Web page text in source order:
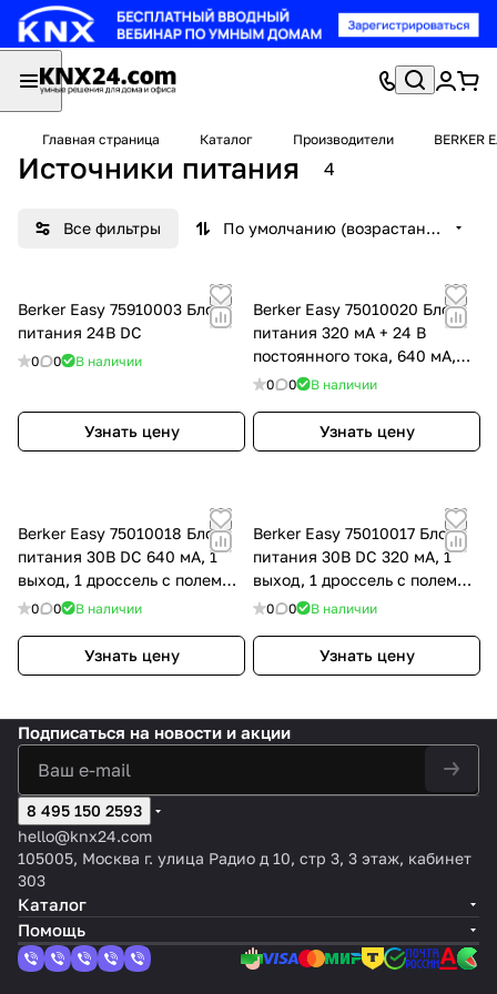
Главная страница Каталог Производители BERKER
Источники питания 4
Все фильтры По умолчанию (возрастание)
Berker Easy 75910003 Блок
питания 24В DC
0 0 В наличии
Узнать цену
Berker Easy 75010020 Блок
питания 320 мА + 24 В
постоянного тока, 640 мА,
REG
0 0 В наличии
Узнать цену
Berker Easy 75010018 Блок
питания 30В DC 640 мА, 1
выход, 1 дроссель с полем
для надписи
0 0 В наличии
Узнать цену
Berker Easy 75010017 Блок
питания 30В DC 320 мА, 1
выход, 1 дроссель с полем
для надписи
0 0 В наличии
Узнать цену
Подписаться на новости и акции
8 495 150 2593
hello@knx24.com
105005, Москва г. улица Радио д 10, стр 3, 3 этаж, кабинет
303
Каталог
Помощь